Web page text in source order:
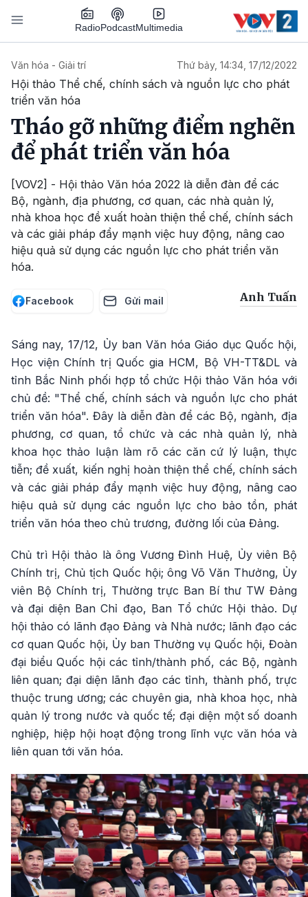
Nhảy đến nội dung
RadioPodcastMultimedia
Văn hóa - Giải trí Thứ bảy, 14:34, 17/12/2022
Hội thảo Thể chế, chính sách và nguồn lực cho phát
triển văn hóa
Tháo gỡ những điểm nghẽn
để phát triển văn hóa
[VOV2] - Hội thảo Văn hóa 2022 là diễn đàn để các
Bộ, ngành, địa phương, cơ quan, các nhà quản lý,
nhà khoa học đề xuất hoàn thiện thể chế, chính sách
và các giải pháp đẩy mạnh việc huy động, nâng cao
hiệu quả sử dụng các nguồn lực cho phát triển văn
hóa.
Facebook Gửi mail Anh Tuấn
Sáng nay, 17/12, Ủy ban Văn hóa Giáo dục Quốc hội,
Học viện Chính trị Quốc gia HCM, Bộ VH-TT&DL và
tỉnh Bắc Ninh phối hợp tổ chức Hội thảo Văn hóa với
chủ đề: "Thể chế, chính sách và nguồn lực cho phát
triển văn hóa". Đây là diễn đàn để các Bộ, ngành, địa
phương, cơ quan, tổ chức và các nhà quản lý, nhà
khoa học thảo luận làm rõ các căn cứ lý luận, thực
tiễn; đề xuất, kiến nghị hoàn thiện thể chế, chính sách
và các giải pháp đẩy mạnh việc huy động, nâng cao
hiệu quả sử dụng các nguồn lực cho bảo tồn, phát
triển văn hóa theo chủ trương, đường lối của Đảng.
Chủ trì Hội thảo là ông Vương Đình Huệ, Ủy viên Bộ
Chính trị, Chủ tịch Quốc hội; ông Võ Văn Thưởng, Ủy
viên Bộ Chính trị, Thường trực Ban Bí thư TW Đảng
và đại diện Ban Chỉ đạo, Ban Tổ chức Hội thảo. Dự
hội thảo có lãnh đạo Đảng và Nhà nước; lãnh đạo các
cơ quan Quốc hội, Ủy ban Thường vụ Quốc hội, Đoàn
đại biểu Quốc hội các tỉnh/thành phố, các Bộ, ngành
liên quan; đại diện lãnh đạo các tỉnh, thành phố, trực
thuộc trung ương; các chuyên gia, nhà khoa học, nhà
quản lý trong nước và quốc tế; đại diện một số doanh
nghiệp, hiệp hội hoạt động trong lĩnh vực văn hóa và
liên quan tới văn hóa.